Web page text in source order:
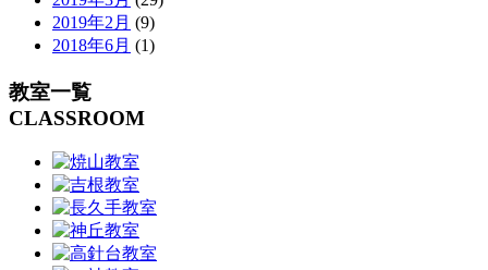
2019年2月 (9)
2018年6月 (1)
教室一覧
CLASSROOM